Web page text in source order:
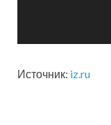
Источник: iz.ru